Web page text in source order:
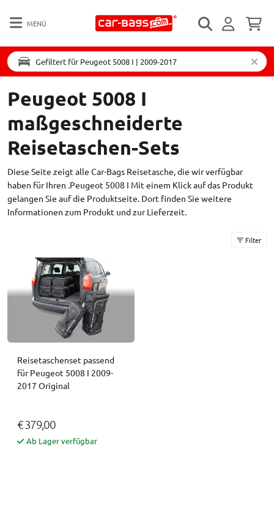
MENÜ
Gefiltert für Peugeot 5008 I | 2009-2017
Peugeot 5008 I
maßgeschneiderte
Reisetaschen-Sets
Diese Seite zeigt alle Car-Bags Reisetasche, die wir verfügbar
haben für Ihren .Peugeot 5008 I Mit einem Klick auf das Produkt
gelangen Sie auf die Produktseite. Dort finden Sie weitere
Informationen zum Produkt und zur Lieferzeit.
Filter
Reisetaschenset passend
für Peugeot 5008 I 2009-
2017 Original
€ 379,00
Ab Lager verfügbar